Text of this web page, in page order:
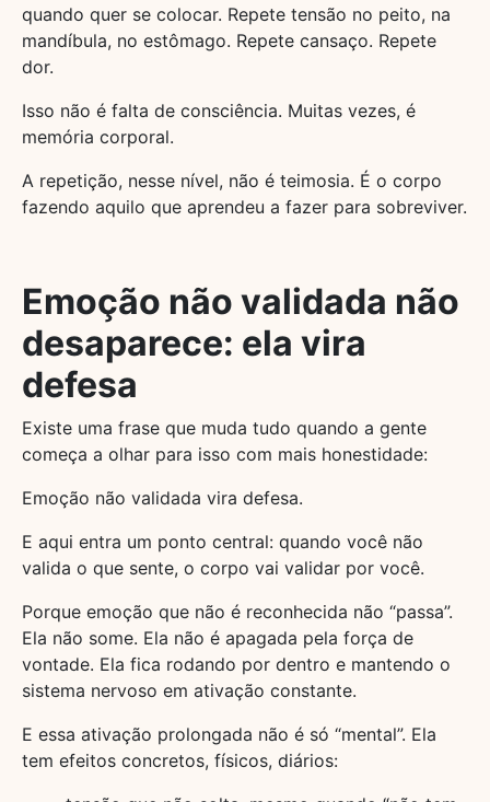
quando quer se colocar. Repete tensão no peito, na
mandíbula, no estômago. Repete cansaço. Repete
dor.
Isso não é falta de consciência. Muitas vezes, é
memória corporal.
A repetição, nesse nível, não é teimosia. É o corpo
fazendo aquilo que aprendeu a fazer para sobreviver.
Emoção não validada não
desaparece: ela vira
defesa
Existe uma frase que muda tudo quando a gente
começa a olhar para isso com mais honestidade:
Emoção não validada vira defesa.
E aqui entra um ponto central: quando você não
valida o que sente, o corpo vai validar por você.
Porque emoção que não é reconhecida não “passa”.
Ela não some. Ela não é apagada pela força de
vontade. Ela fica rodando por dentro e mantendo o
sistema nervoso em ativação constante.
E essa ativação prolongada não é só “mental”. Ela
tem efeitos concretos, físicos, diários: